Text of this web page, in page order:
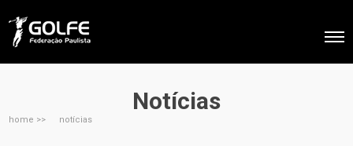
Notícias
home >> notícias